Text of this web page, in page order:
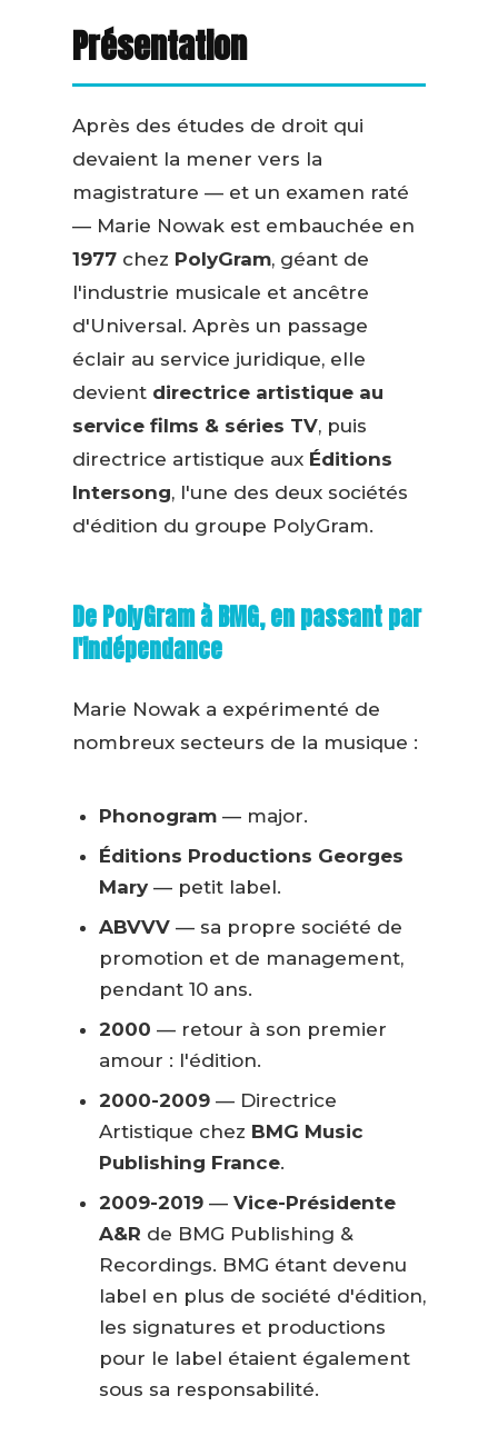
Présentation
Après des études de droit qui
devaient la mener vers la
magistrature — et un examen raté
— Marie Nowak est embauchée en
1977chez PolyGram, géant de
l'industrie musicale et ancêtre
d'Universal. Après un passage
éclair au service juridique, elle
devient directrice artistique au
service films & séries TV, puis
directrice artistique aux Éditions
Intersong, l'une des deux sociétés
d'édition du groupe PolyGram.
De PolyGram à BMG, en passant par
l'indépendance
Marie Nowak a expérimenté de
nombreux secteurs de la musique :
Phonogram— major.
Éditions Productions Georges
Mary— petit label.
ABVVV— sa propre société de
promotion et de management,
pendant 10 ans.
2000 — retour à son premier
amour : l'édition.
2000-2009— Directrice
Artistique chez BMG Music
Publishing France.
2009-2019— Vice-Présidente
A&R de BMG Publishing &
Recordings. BMG étant devenu
label en plus de société d'édition,
les signatures et productions
pour le label étaient également
sous sa responsabilité.